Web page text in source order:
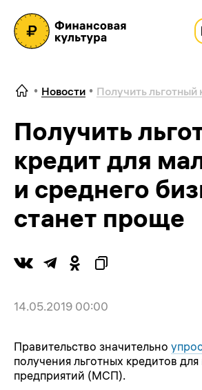
Новости Получить льготный
Получить
кредит для
и среднего
станет проще
14.05.2019 00:00
Правительство значительно
получения льготных кредитов
предприятий (МСП).